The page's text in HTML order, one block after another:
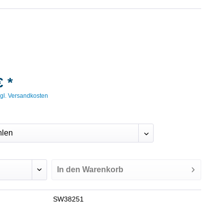
*
Versandkosten
In den Warenkorb
SW38251